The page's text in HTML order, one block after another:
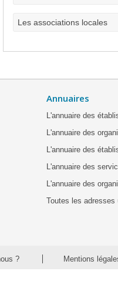
Les associations locales
Annuaires
L'annuaire des
L'annuaire des
L'annuaire des
L'annuaire des
L'annuaire des
Toutes les adresses
? Mentions